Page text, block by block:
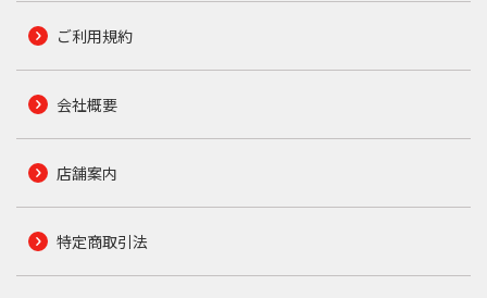
ご利用規約
会社概要
店舗案内
特定商取引法